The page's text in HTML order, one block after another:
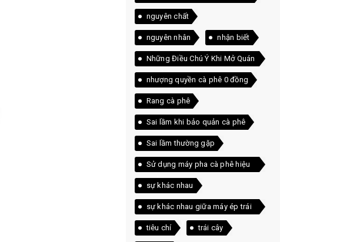
nguyên chất
nguyên nhân nhận biết
Những Điều Chú Ý Khi Mở Quán
Cà Phê
nhượng quyền cà phê 0 đồng
Rang cà phê
Sai lầm khi bảo quản cà phê
Sai lầm thường gặp
Sử dụng máy pha cà phê hiệu
quả
sự khác nhau
sự khác nhau giữa máy ép trái
cây và máy xay sinh tố
tiêu chí trái cây